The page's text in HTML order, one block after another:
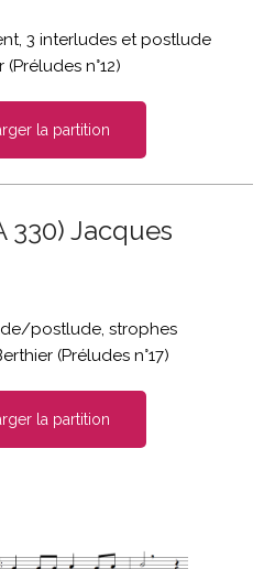
3 interludes et postlude
(Préludes n°12)
la partition
330) Jacques
postlude, strophes
(Préludes n°17)
la partition